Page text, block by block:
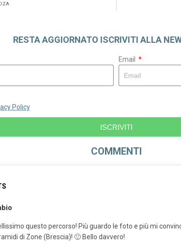
RESTA AGGIORNATO ISCRIVITI ALLA
Email
Policy
ISCRIVITI
COMMENTI
questo percorso! Più guardo le foto e più mi
di Zone (Brescia)! 🙂 Bello davvero!